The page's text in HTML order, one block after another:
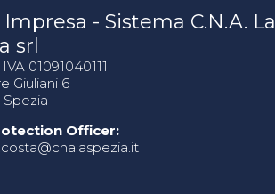
Impresa - Sistema C.N.A. La
srl
01091040111
Giuliani 6
Spezia
Officer: